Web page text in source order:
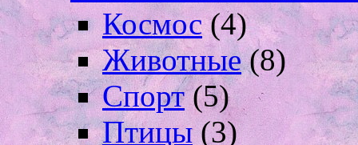
Космос(4)
Животные(8)
Спорт(5)
Птицы(3)